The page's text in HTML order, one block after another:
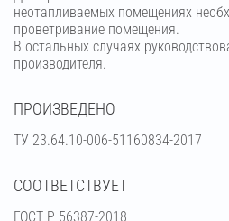
неотапливаемых помещениях
проветривание помещения.
В остальных случаях
производителя.
ПРОИЗВЕДЕНО
ТУ 23.64.10-006-51160834-2017
СООТВЕТСТВУЕТ
ГОСТ Р 56387-2018